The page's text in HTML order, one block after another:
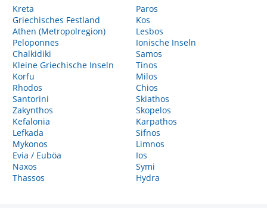
Kreta
Griechisches Festland
Athen (Metropolregion)
Peloponnes
Chalkidiki
Kleine Griechische Inseln
Korfu
Rhodos
Santorini
Zakynthos
Kefalonia
Lefkada
Mykonos
Evia / Euböa
Naxos
Thassos
Paros
Kos
Lesbos
Ionische Inseln
Samos
Tinos
Milos
Chios
Skiathos
Skopelos
Karpathos
Sifnos
Limnos
Ios
Symi
Hydra